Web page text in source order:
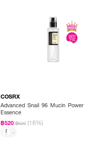
COSRX
Advanced Snail 96 Mucin Power
Essence
฿520 ฿620 (16%)
-